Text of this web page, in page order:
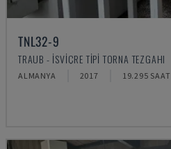
TNL32-9
TRAUB - İSVIÇRE TIPI TORNA TEZGAHI
ALMANYA 2017 19.295 SAAT